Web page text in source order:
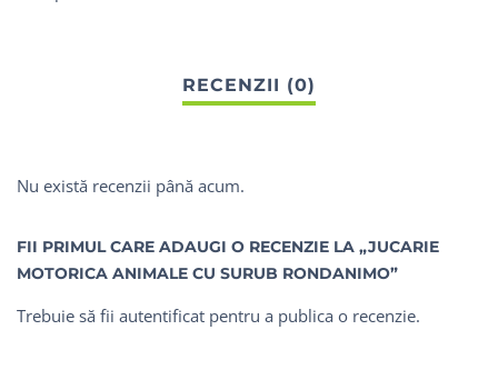
Nu există recenzii până acum.
FII PRIMUL CARE ADAUGI O RECENZIE LA „JUCARIE
MOTORICA ANIMALE CU SURUB RONDANIMO”
Trebuie să fii autentificat pentru a publica o recenzie.